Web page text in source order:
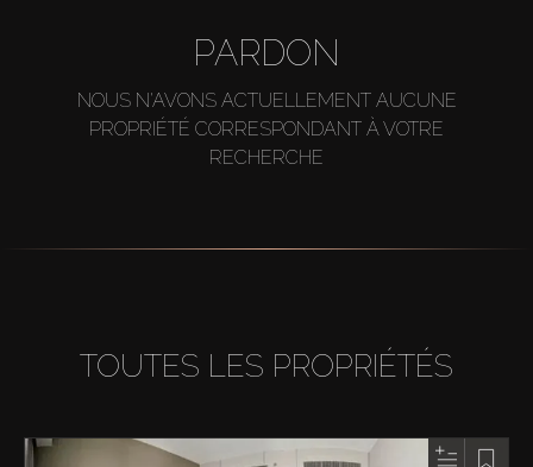
PARDON
NOUS N'AVONS ACTUELLEMENT AUCUNE
PROPRIÉTÉ CORRESPONDANT À VOTRE
RECHERCHE
TOUTES LES PROPRIÉTÉS